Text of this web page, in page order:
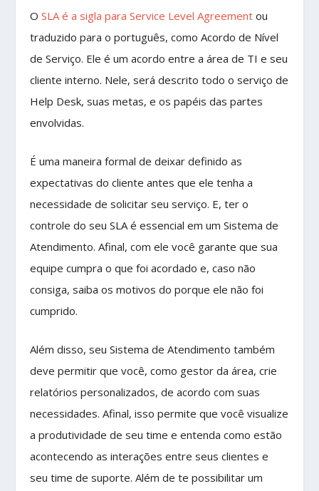
OSLA é a sigla para Service Level Agreement ou
traduzido para o português, como Acordo de Nível
de Serviço. Ele é um acordo entre a área de TI e seu
cliente interno. Nele, será descrito todo o serviço de
Help Desk, suas metas, e os papéis das partes
envolvidas.
É uma maneira formal de deixar definido as
expectativas do cliente antes que ele tenha a
necessidade de solicitar seu serviço. E, ter o
controle do seu SLA é essencial em um Sistema de
Atendimento. Afinal, com ele você garante que sua
equipe cumpra o que foi acordado e, caso não
consiga, saiba os motivos do porque ele não foi
cumprido.
Além disso, seu Sistema de Atendimento também
deve permitir que você, como gestor da área, crie
relatórios personalizados, de acordo com suas
necessidades. Afinal, isso permite que você visualize
a produtividade de seu time e entenda como estão
acontecendo as interações entre seus clientes e
seu time de suporte. Além de te possibilitar um